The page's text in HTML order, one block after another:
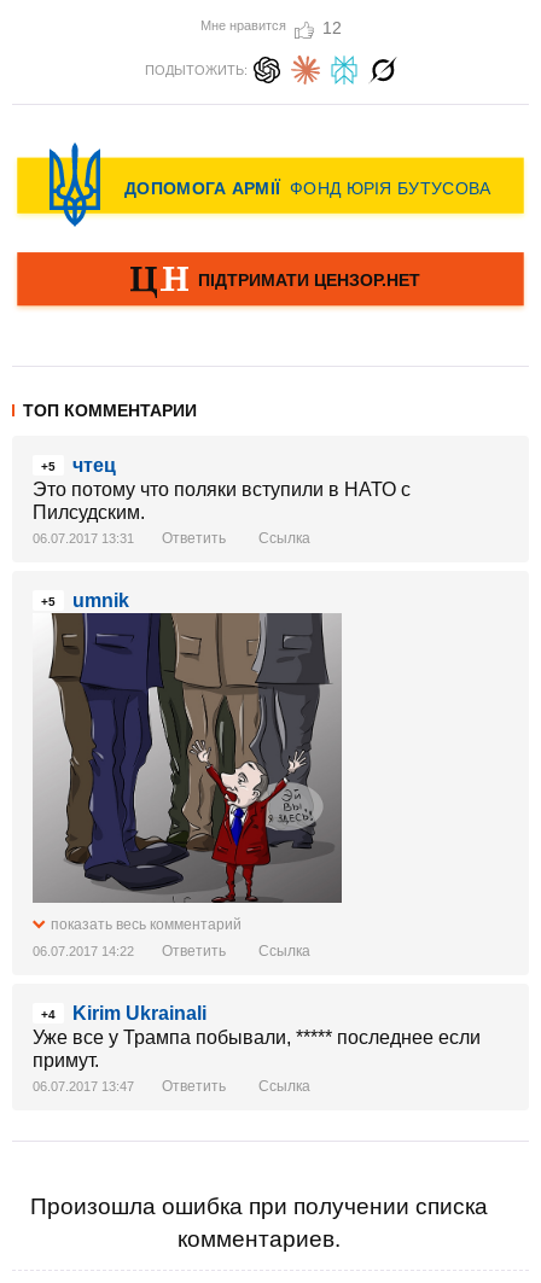
Мне нравится 12
ПОДЫТОЖИТЬ:
ТОП КОММЕНТАРИИ
+5
чтец
Это потому что поляки вступили в НАТО с
Пилсудским.
06.07.2017 13:31 Ответить Ссылка
+5 umnik
показать весь комментарий
06.07.2017 14:22 Ответить Ссылка
+4
Kirim Ukrainali
Уже все у Трампа побывали, ***** последнее если
примут.
06.07.2017 13:47 Ответить Ссылка
Произошла ошибка при получении списка
комментариев.